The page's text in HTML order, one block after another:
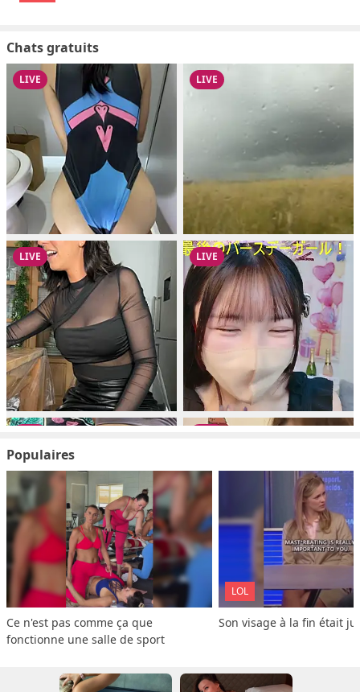
Chats gratuits
Populaires
Ce n'est pas comme ça que
fonctionne une salle de sport
LOL
Son visage à la fin était